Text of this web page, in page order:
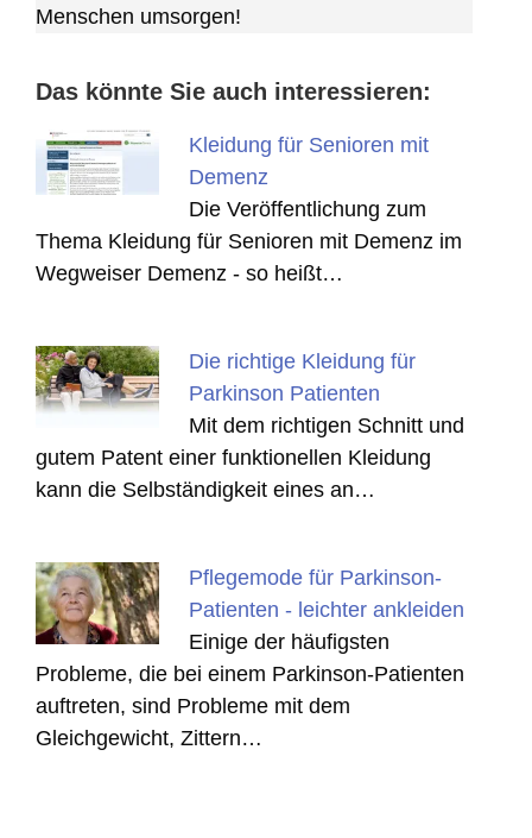
Menschen umsorgen!
Das könnte Sie auch interessieren:
Kleidung für Senioren mit
Demenz
Die Veröffentlichung zum
Thema Kleidung für Senioren mit Demenz im
Wegweiser Demenz - so heißt…
Die richtige Kleidung für
Parkinson Patienten
Mit dem richtigen Schnitt und
gutem Patent einer funktionellen Kleidung
kann die Selbständigkeit eines an…
Pflegemode für Parkinson-
Patienten - leichter ankleiden
Einige der häufigsten
Probleme, die bei einem Parkinson-Patienten
auftreten, sind Probleme mit dem
Gleichgewicht, Zittern…